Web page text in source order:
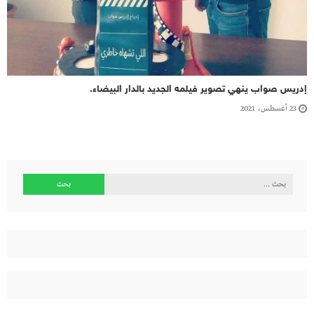
إدريس صواب ينهي تصوير فيلمه الجديد بالدار البيضاء.
23 أغسطس، 2021
البحث